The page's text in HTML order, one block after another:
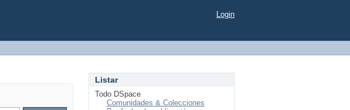
Login
Listar
Todo DSpace
Comunidades & Colecciones